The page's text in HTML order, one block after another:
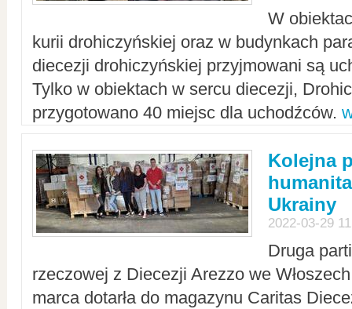
W
kurii drohiczyńskiej oraz w budynkach
diecezji drohiczyńskiej przyjmowani są
Tylko w obiektach w sercu diecezji,
przygotowano 40 miejsc dla uchodźców.
Kolejna
Ukrainy
2022-03-29
Druga
rzeczowej z Diecezji Arezzo we
marca dotarła do magazynu Caritas